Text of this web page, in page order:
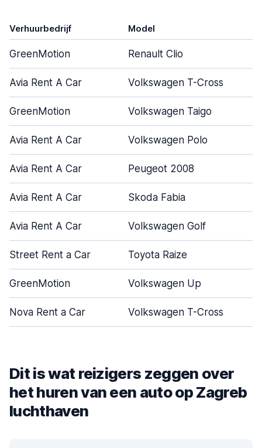
Verhuurbedrijf Model
GreenMotion Renault Clio
Avia Rent A Car Volkswagen T-Cross
GreenMotion Volkswagen Taigo
Avia Rent A Car Volkswagen Polo
Avia Rent A Car Peugeot 2008
Avia Rent A Car Skoda Fabia
Avia Rent A Car Volkswagen Golf
Street Rent a Car Toyota Raize
GreenMotion Volkswagen Up
Nova Rent a Car Volkswagen T-Cross
Dit is wat reizigers zeggen over
het huren van een auto op Zagreb
luchthaven